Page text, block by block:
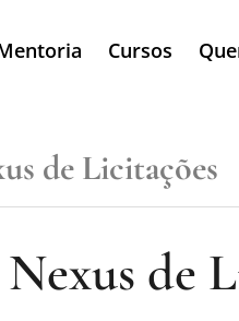
Cursos
de Licitações
de